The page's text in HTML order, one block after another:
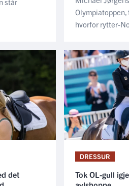
hvorfor rytter-
det
DRESSUR
Tok OL-gull